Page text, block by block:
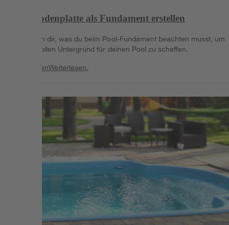
Pool-Bodenplatte als Fundament erstellen
Wir zeigen dir, was du beim Pool-Fundament beachten musst, um
einen stabilen Untergrund für deinen Pool zu schaffen.
WeiterlesenWeiterlesen.